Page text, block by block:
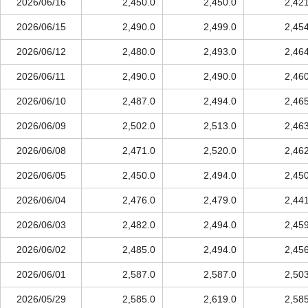
2026/06/15 2,490.0 2,499.0
2026/06/12 2,480.0 2,493.0
2026/06/11 2,490.0 2,490.0
2026/06/10 2,487.0 2,494.0
2026/06/09 2,502.0 2,513.0
2026/06/08 2,471.0 2,520.0
2026/06/05 2,450.0 2,494.0
2026/06/04 2,476.0 2,479.0
2026/06/03 2,482.0 2,494.0
2026/06/02 2,485.0 2,494.0
2026/06/01 2,587.0 2,587.0
2026/05/29 2,585.0 2,619.0